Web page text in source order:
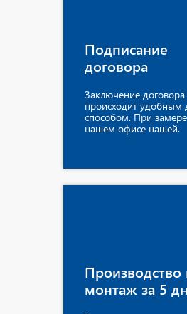
Подписание
договора
Заключение договора
происходит удобным
способом. При
нашем офисе нашей.
Производство
монтаж за 5